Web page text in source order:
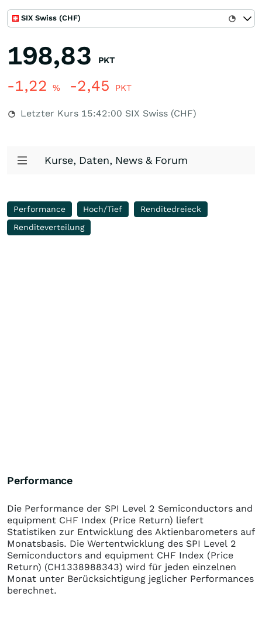
SIX Swiss (CHF)
198,83 PKT
-1,22 % -2,45 PKT
Letzter Kurs 15:42:00 SIX Swiss (CHF)
Kurse, Daten, News & Forum
Performance Hoch/Tief
Renditedreieck
Renditeverteilung
Performance
Die Performance der SPI Level 2 Semiconductors and
equipment CHF Index (Price Return) liefert
Statistiken zur Entwicklung des Aktienbarometers auf
Monatsbasis. Die Wertentwicklung des SPI Level 2
Semiconductors and equipment CHF Index (Price
Return) (CH1338988343) wird für jeden einzelnen
Monat unter Berücksichtigung jeglicher Performances
berechnet.